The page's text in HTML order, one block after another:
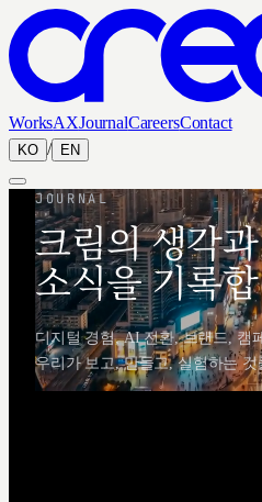
WorksAXJournalCareersContact
KO / EN
JOURNAL
크림의 생각과
소식을 기록
디지털 경험, AI 전환, 브랜드, 캠
우리가 보고, 만들고, 실험하는